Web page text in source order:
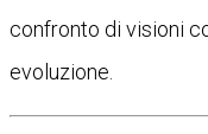
confronto di visioni
evoluzione.